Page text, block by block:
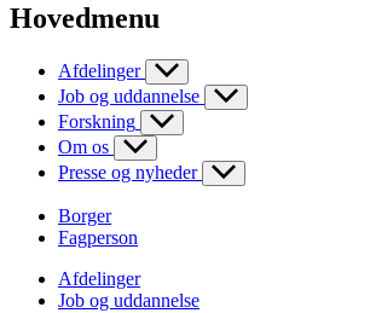
Hovedmenu
Afdelinger
Job og uddannelse
Forskning
Om os
Presse og nyheder
Borger
Fagperson
Afdelinger
Job og uddannelse